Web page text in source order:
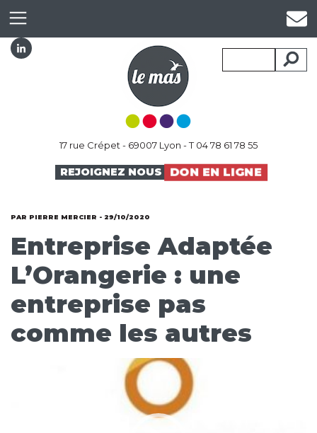
17 rue Crépet - 69007 Lyon - T 04 78 61 78 55
REJOIGNEZ NOUS DON EN LIGNE
PAR PIERRE MERCIER - 29/10/2020
Entreprise Adaptée
L’Orangerie : une
entreprise pas
comme les autres